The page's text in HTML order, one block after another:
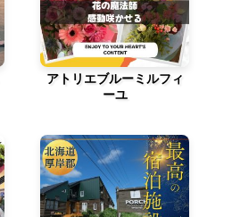
アトリエブルーミルフィ
ーユ